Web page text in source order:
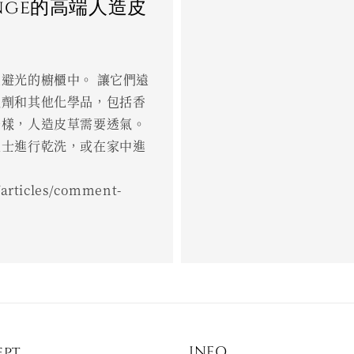
的高端人造皮
光的櫥櫃中。 讓它們遠
和其他化學品，包括香
，人造皮草需要透氣。
進行乾洗，或在家中進
comment-